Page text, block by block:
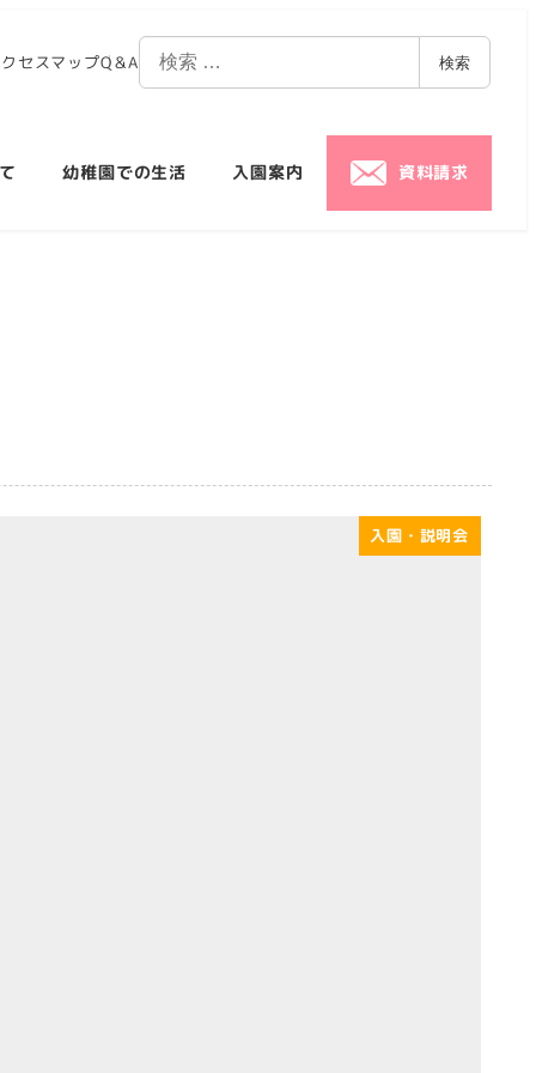
検索
セスマップQ＆A
幼稚園での生活 入園案内 資料請求
入園・説明会